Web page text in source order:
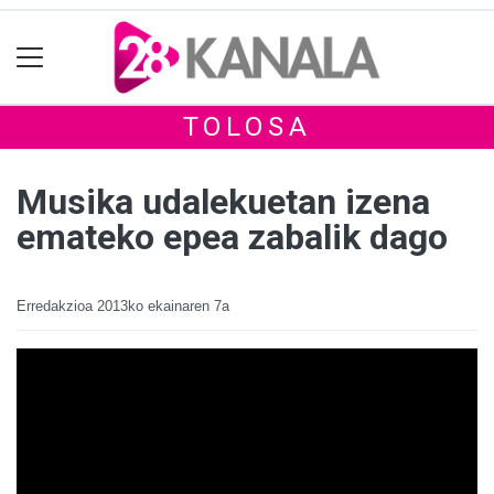
TOLOSA
Musika udalekuetan izena
emateko epea zabalik dago
Erredakzioa 2013ko ekainaren 7a